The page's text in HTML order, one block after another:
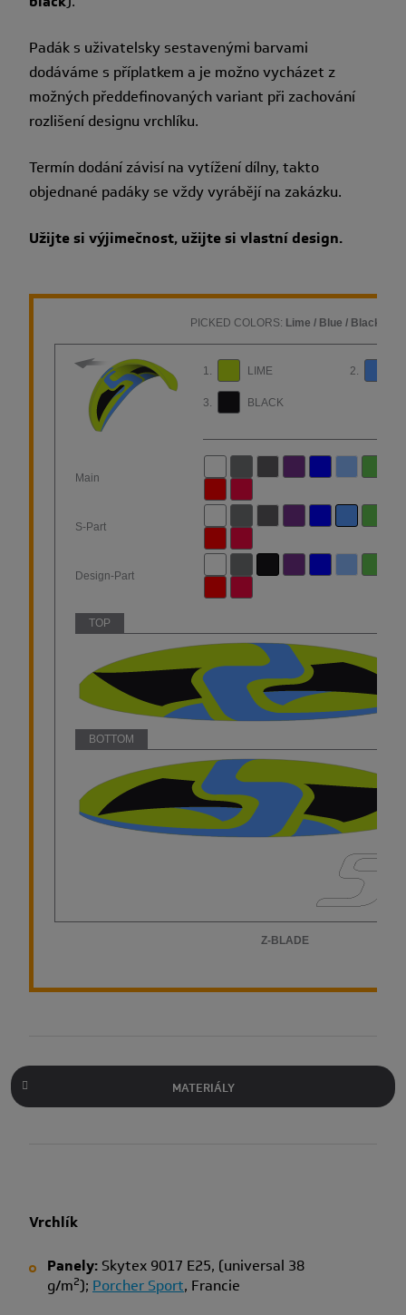
Padák s uživatelsky sestavenými barvami
dodáváme s příplatkem a je možno vycházet z
možných předdefinovaných variant při zachování
rozlišení designu vrchlíku.
Termín dodání závisí na vytížení dílny, takto
objednané padáky se vždy vyrábějí na zakázku.
Užijte si výjimečnost, užijte si vlastní design.
MATERIÁLY
Vrchlík
Panely: Skytex 9017 E25, (universal 38
g/m2); Porcher Sport, Francie